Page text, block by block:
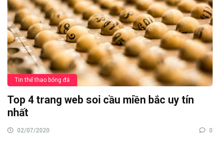
Tin thể thao bóng đá
Top 4 trang web soi cầu miền bắc uy tín
nhất
02/07/2020 0